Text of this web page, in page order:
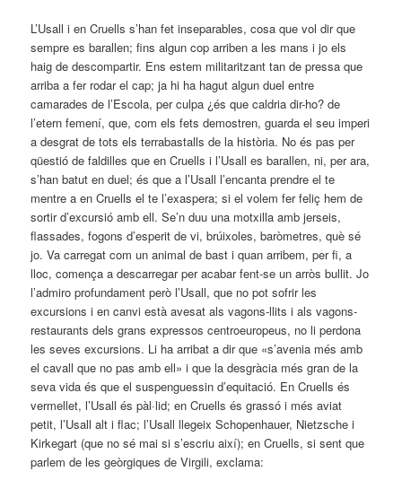
L’Usall i en Cruells s’han fet inseparables, cosa que vol dir que
sempre es barallen; fins algun cop arriben a les mans i jo els
haig de descompartir. Ens estem militaritzant tan de pressa que
arriba a fer rodar el cap; ja hi ha hagut algun duel entre
camarades de l’Escola, per culpa ¿és que caldria dir-ho? de
l’etern femení, que, com els fets demostren, guarda el seu imperi
a desgrat de tots els terrabastalls de la història. No és pas per
qüestió de faldilles que en Cruells i l’Usall es barallen, ni, per ara,
s’han batut en duel; és que a l’Usall l’encanta prendre el te
mentre a en Cruells el te l’exaspera; si el volem fer feliç hem de
sortir d’excursió amb ell. Se’n duu una motxilla amb jerseis,
flassades, fogons d’esperit de vi, brúixoles, baròmetres, què sé
jo. Va carregat com un animal de bast i quan arribem, per fi, a
lloc, comença a descarregar per acabar fent-se un arròs bullit. Jo
l’admiro profundament però l’Usall, que no pot sofrir les
excursions i en canvi està avesat als vagons-llits i als vagons-
restaurants dels grans expressos centroeuropeus, no li perdona
les seves excursions. Li ha arribat a dir que «s’avenia més amb
el cavall que no pas amb ell» i que la desgràcia més gran de la
seva vida és que el suspenguessin d’equitació. En Cruells és
vermellet, l’Usall és pàl·lid; en Cruells és grassó i més aviat
petit, l’Usall alt i flac; l’Usall llegeix Schopenhauer, Nietzsche i
Kirkegart (que no sé mai si s’escriu així); en Cruells, si sent que
parlem de les geòrgiques de Virgili, exclama: